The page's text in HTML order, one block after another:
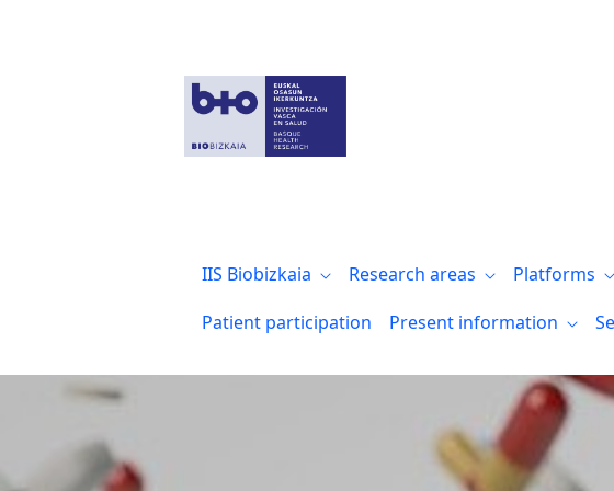
IIS Biobizkaia Research areas Platforms
Patient participation
Present information